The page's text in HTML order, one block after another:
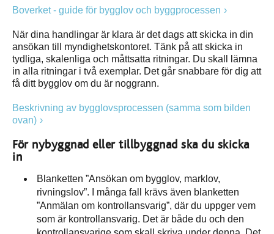
Boverket - guide för bygglov och byggprocessen
När dina handlingar är klara är det dags att skicka in din
ansökan till myndighetskontoret. Tänk på att skicka in
tydliga, skalenliga och måttsatta ritningar. Du skall lämna
in alla ritningar i två exemplar. Det går snabbare för dig att
få ditt bygglov om du är noggrann.
Beskrivning av bygglovsprocessen (samma som bilden
ovan)
För nybyggnad eller tillbyggnad ska du skicka
in
Blanketten ”Ansökan om bygglov, marklov,
rivningslov”. I många fall krävs även blanketten
”Anmälan om kontrollansvarig”, där du uppger vem
som är kontrollansvarig. Det är både du och den